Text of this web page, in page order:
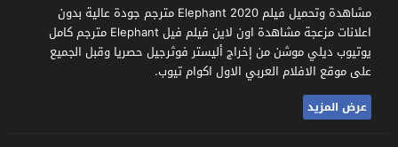
مشاهدة وتحميل فيلم Elephant 2020 مترجم جودة عالية بدون
اعلانات مزعجة مشاهدة اون لاين فيلم فيل Elephant مترجم كامل
يوتيوب ديلي موشن من إخراج أليستر فوثرجيل حصريا وقبل الجميع
على موقع الافلام العربي الاول اكوام تيوب.
عرض المزيد